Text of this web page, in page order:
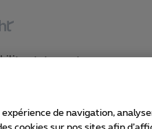
statement
de navigation,